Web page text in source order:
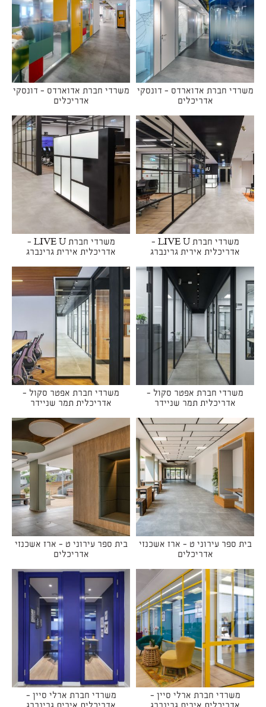
משרדי חברת אדוארדס - דונסקי
אדריכלים
משרדי חברת אדוארדס - דונסקי
אדריכלים
משרדי חברת LIVE U -
אדריכלית אירית גרינברג
משרדי חברת LIVE U -
אדריכלית אירית גרינברג
משרדי חברת אפטר סקול -
אדריכלית תמר שניידר
משרדי חברת אפטר סקול -
אדריכלית תמר שניידר
בית ספר עירוני ט - ארז אשכנזי
אדריכלים
בית ספר עירוני ט - ארז אשכנזי
אדריכלים
משרדי חברת ארלי סיין -
משרדי חברת ארלי סיין -